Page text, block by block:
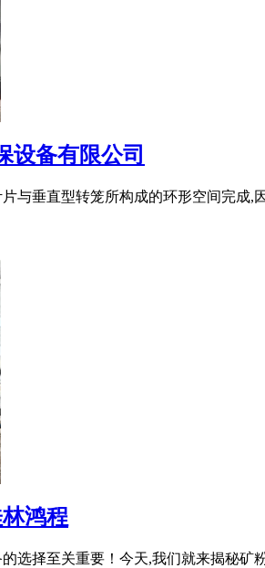
设备有限公司
与垂直型转笼所构成的环形空间完成
鸿程
选择至关重要！今天,我们就来揭秘